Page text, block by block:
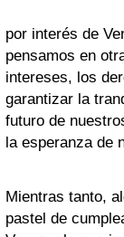
por interés de
pensamos en
intereses, los
garantizar la
futuro de
la esperanza de
Mientras tanto,
pastel de